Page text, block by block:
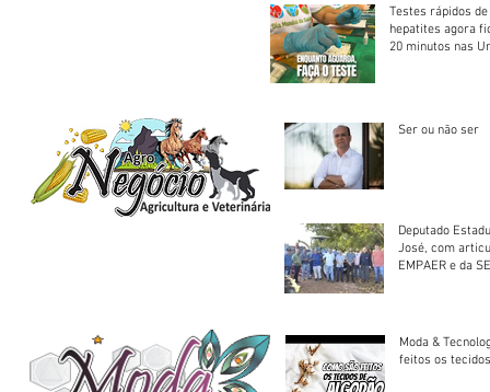
Testes rápidos
hepatites agora
20 minutos nas
Ser ou não ser
Deputado
José, com
EMPAER e da
Moda &
feitos os